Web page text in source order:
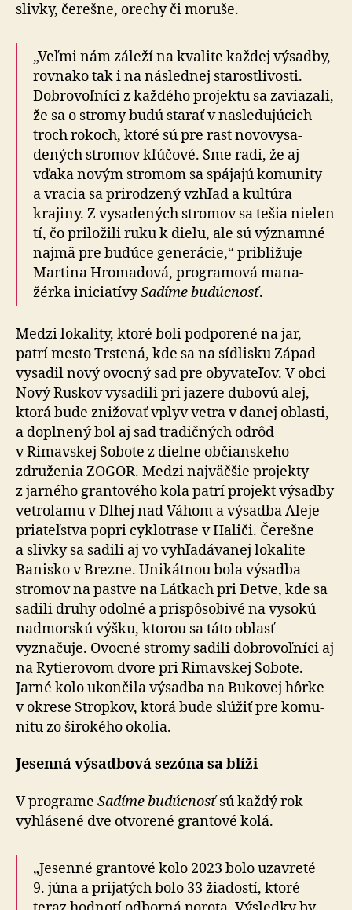
slivky, čerešne, orechy či moruše.
„Veľmi nám záleží na kvalite každej výsadby,
rovnako tak i na následnej starostlivosti.
Dobro­voľ­níci z každého projektu sa zaviazali,
že sa o stromy budú starať v nasledujúcich
troch rokoch, ktoré sú pre rast novo­vy­sa­
dených stromov kľúčové. Sme radi, že aj
vďaka novým stromom sa spájajú komunity
a vracia sa pri­ro­dzený vzhľad a kul­túra
krajiny. Z vy­sa­de­ných stromov sa tešia nielen
tí, čo priložili ruku k dielu, ale sú významné
najmä pre bu­dú­ce ge­ne­rá­cie,“ pri­bli­žuje
Martina Hromadová, programová ma­na­
žérka ini­cia­tívySadíme budúcnosť.
Medzi lokality, ktoré boli podporené na jar,
patrí mesto Trstená, kde sa na sídlisku Západ
vysadil nový ovocný sad pre oby­va­te­ľov. V obci
Nový Ruskov vysadili pri ja­ze­re dubovú alej,
ktorá bude znižovať vplyv vetra v danej oblasti,
a doplnený bol aj sad tradičných odrôd
v Rimavskej Sobote z dielne občianskeho
združenia ZOGOR. Medzi naj­väčšie projekty
z jarného grantového kola patrí projekt výsadby
vetro­lamu v Dlhej nad Váhom a výsadba Aleje
priateľstva popri cyklotrase v Haliči. Čerešne
a slivky sa sadili aj vo vyhľa­dá­vanej lokalite
Banisko v Brezne. Unikátnou bola výsadba
stromov na pastve na Látkach pri Detve, kde sa
sadili druhy odolné a prispô­so­bivé na vy­so­kú
nad­morskú výšku, ktorou sa táto oblasť
vyznačuje. Ovocné stromy sadili dobro­voľ­níci aj
na Rytierovom dvore pri Rimavskej Sobote.
Jarné kolo ukončila výsadba na Bukovej hôrke
v okrese Stropkov, ktorá bude slúžiť pre ko­mu­
nitu zo ši­ro­kého okolia.
Jesenná výsadbová sezóna sa blíži
V programe Sadíme budúcnosťsú každý rok
vyhlásené dve otvorené grantové kolá.
„Jesenné grantové kolo 2023 bolo uzavreté
9. júna a pri­ja­tých bolo 33 žiadostí, ktoré